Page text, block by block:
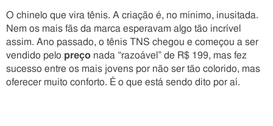
O chinelo que vira tênis. A criação é, no mínimo, inusitada.
Nem os mais fãs da marca esperavam algo tão incrível
assim. Ano passado, o tênis TNS chegou e começou a ser
vendido pelo preço nada “razoável” de R$ 199, mas fez
sucesso entre os mais jovens por não ser tão colorido, mas
oferecer muito conforto. É o que está sendo dito por aí.